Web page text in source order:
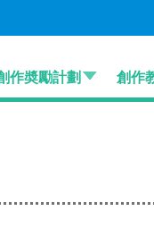
作奬勵計劃 創作